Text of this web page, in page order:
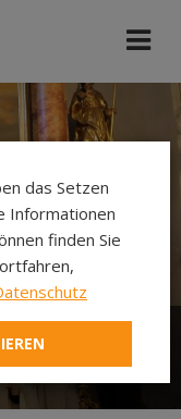
das Setzen
Informationen
finden Sie